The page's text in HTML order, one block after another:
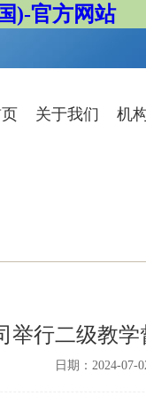
)-官方网站
关于我们 机
举行二级教
日期：2024-07-